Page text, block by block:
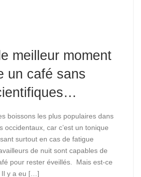
meilleur moment
un café sans
boissons les plus populaires dans
occidentaux, car c’est un tonique
surtout en cas de fatigue
de nuit sont capables de
pour rester éveillés. Mais est-ce
Il y a eu […]